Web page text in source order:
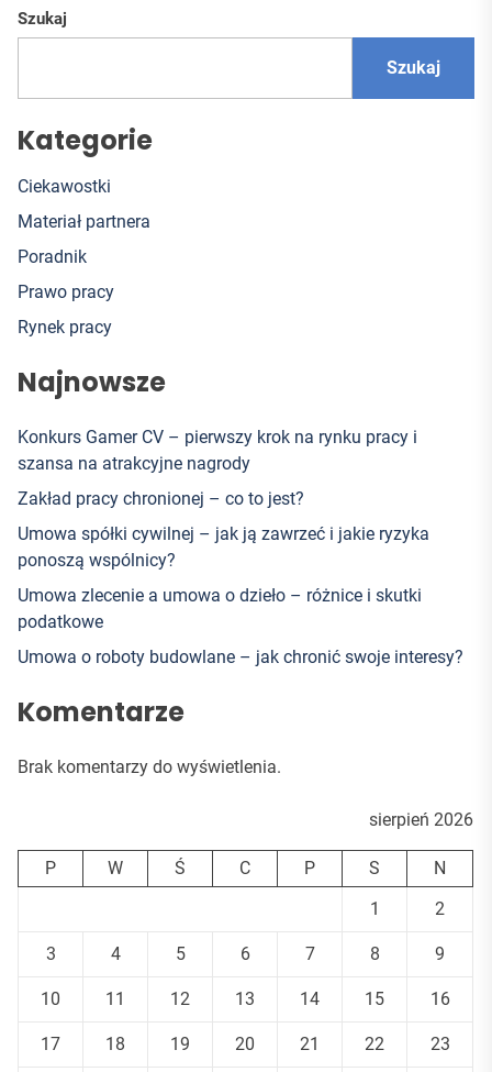
Szukaj
Szukaj
Kategorie
Ciekawostki
Materiał partnera
Poradnik
Prawo pracy
Rynek pracy
Najnowsze
Konkurs Gamer CV – pierwszy krok na rynku pracy i
szansa na atrakcyjne nagrody
Zakład pracy chronionej – co to jest?
Umowa spółki cywilnej – jak ją zawrzeć i jakie ryzyka
ponoszą wspólnicy?
Umowa zlecenie a umowa o dzieło – różnice i skutki
podatkowe
Umowa o roboty budowlane – jak chronić swoje interesy?
Komentarze
Brak komentarzy do wyświetlenia.
sierpień 2026
P W Ś C P S
N
1
2
3 4 5 6 7 8 9
10 11 12 13 14 15 16
17 18 19 20 21 22 23